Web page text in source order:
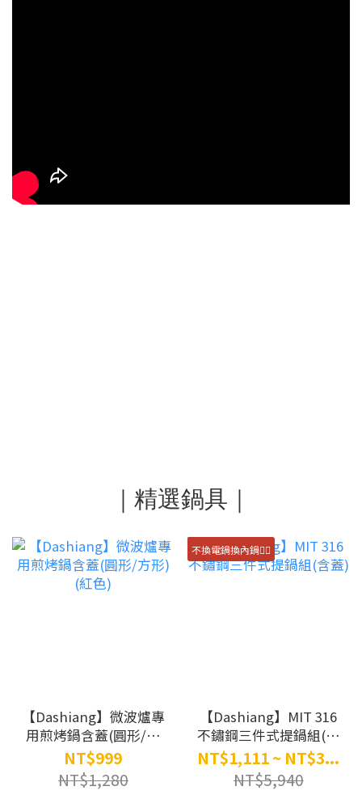
｜精選鍋具｜
【Dashiang】微波爐專
用煎烤鍋含蓋(圓形/方
形)(紅色)
NT$999
NT$1,280
不換電鍋換內鍋👍🏻
【Dashiang】MIT 316
不鏽鋼三件式提鍋組(含
蓋)
NT$1,111 ~ NT$3...
NT$5,940